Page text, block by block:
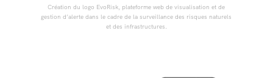
Création du logo EvoRisk, plateforme web de visualisation et de
gestion d’alerte dans le cadre de la surveillance des risques naturels
et des infrastructures.